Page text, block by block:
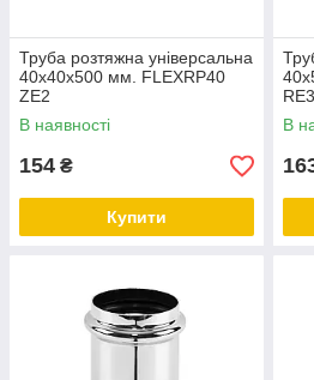
Труба розтяжна універсальна
40х40х500 мм. FLEXRP40
ZE2
В наявності
154 ₴
Купити
RE3
В